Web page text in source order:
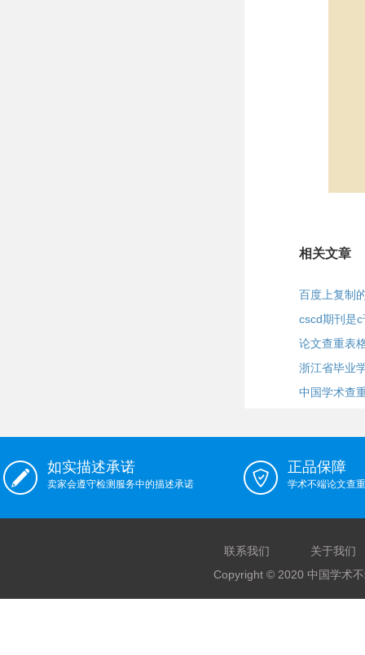
相关文章
百度上复制
cscd期刊是c
论文查重表
浙江省毕业
中国学术查
如实描述承诺
卖家会遵守检测服务中的描述承诺
正品保障
学术不端论文查
联系我们
关于我们
Copyright © 2020 中国学术